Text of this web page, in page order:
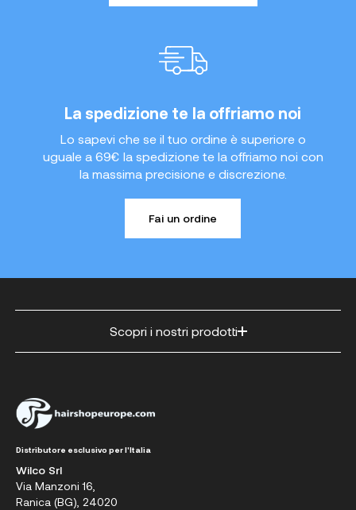
La spedizione te la offriamo noi
Lo sapevi che se il tuo ordine è superiore o
uguale a 69€ la spedizione te la offriamo noi con
la massima precisione e discrezione.
Fai un ordine
Scopri i nostri prodotti
Distributore esclusivo per l'Italia
Wilco Srl
Via Manzoni 16,
Ranica (BG), 24020